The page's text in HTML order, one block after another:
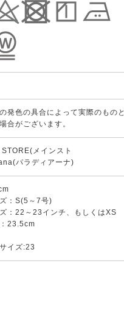
発色の具合によって実際のものと
合がございます。
メインスト
パラディアーナ)
：S(5～7号)
：22～23インチ、もしくはXS
23.5cm
イズ:23